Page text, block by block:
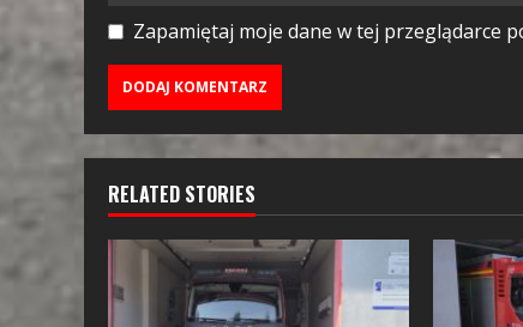
Zapamiętaj moje dane w tej przeglądarce
RELATED STORIES